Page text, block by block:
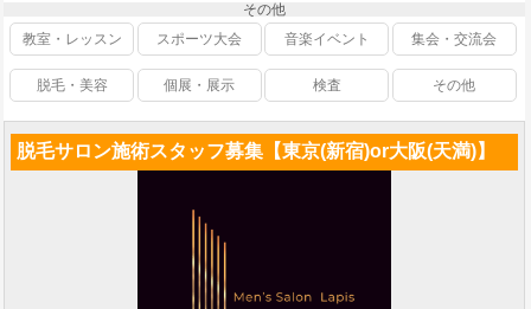
その他
教室・レッスン
スポーツ大会 音楽イベント 集会・交流会
脱毛・美容 個展・展示 検査 その他
脱毛サロン施術スタッフ募集【東京(新宿)or大阪(天満)】